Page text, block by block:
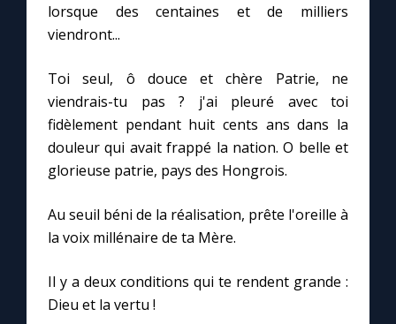
Mes intentions de prière
Une neuvaine
À la une
1000 Raisons de Croire
Contact
lorsque des centaines et de milliers
viendront...
Toi seul, ô douce et chère Patrie, ne
viendrais-tu pas ? j'ai pleuré avec toi
fidèlement pendant huit cents ans dans la
douleur qui avait frappé la nation. O belle et
glorieuse patrie, pays des Hongrois.
Au seuil béni de la réalisation, prête l'oreille à
la voix millénaire de ta Mère.
Il y a deux conditions qui te rendent grande :
Dieu et la vertu !